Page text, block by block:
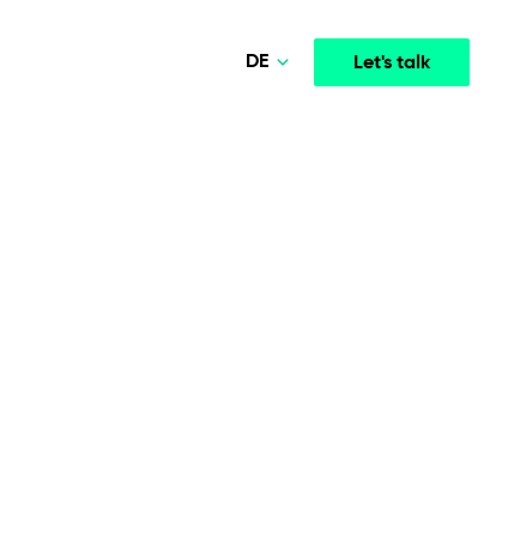
Let's talk
DE